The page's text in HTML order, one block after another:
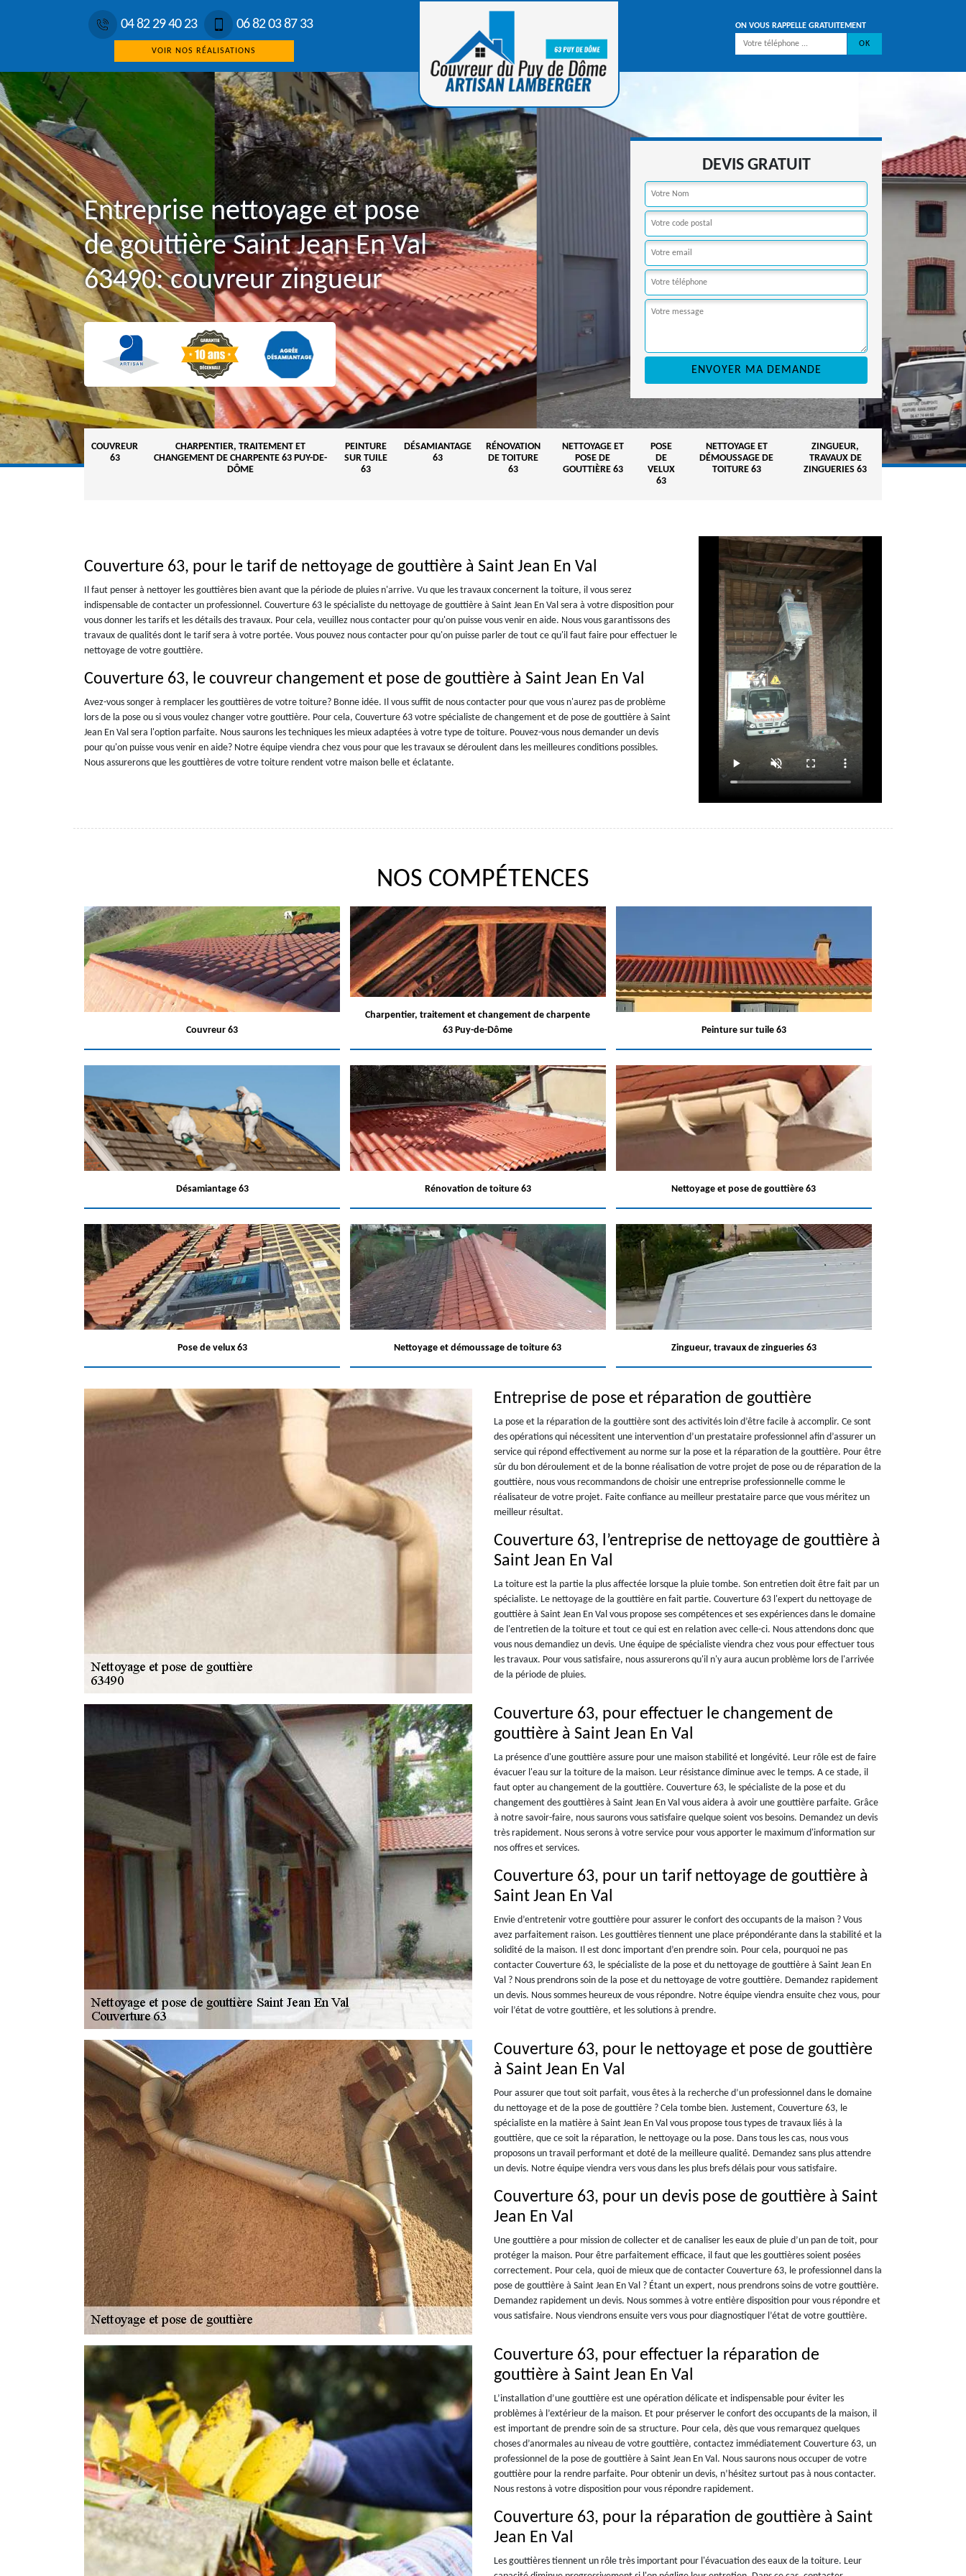
04 82 29 40 23 06 82 03 87 33
VOIR NOS RÉALISATIONS
ON VOUS RAPPELLE GRATUITEMENT
Entreprise nettoyage et pose
de gouttière Saint Jean En Val
63490: couvreur zingueur
DEVIS GRATUIT
COUVREUR
63
CHARPENTIER, TRAITEMENT ET
CHANGEMENT DE CHARPENTE 63 PUY-DE-
DÔME
PEINTURE
SUR TUILE
63
DÉSAMIANTAGE
63
RÉNOVATION
DE TOITURE
63
NETTOYAGE ET
POSE DE
GOUTTIÈRE 63
POSE
DE
VELUX
63
NETTOYAGE ET
DÉMOUSSAGE DE
TOITURE 63
ZINGUEUR,
TRAVAUX DE
ZINGUERIES 63
Couverture 63, pour le tarif de nettoyage de gouttière à Saint Jean En Val
Il faut penser à nettoyer les gouttières bien avant que la période de pluies n'arrive. Vu que les travaux concernent la toiture, il vous serez
indispensable de contacter un professionnel. Couverture 63 le spécialiste du nettoyage de gouttière à Saint Jean En Val sera à votre disposition pour
vous donner les tarifs et les détails des travaux. Pour cela, veuillez nous contacter pour qu'on puisse vous venir en aide. Nous vous garantissons des
travaux de qualités dont le tarif sera à votre portée. Vous pouvez nous contacter pour qu'on puisse parler de tout ce qu'il faut faire pour effectuer le
nettoyage de votre gouttière.
Couverture 63, le couvreur changement et pose de gouttière à Saint Jean En Val
Avez-vous songer à remplacer les gouttières de votre toiture? Bonne idée. Il vous suffit de nous contacter pour que vous n'aurez pas de problème
lors de la pose ou si vous voulez changer votre gouttière. Pour cela, Couverture 63 votre spécialiste de changement et de pose de gouttière à Saint
Jean En Val sera l'option parfaite. Nous saurons les techniques les mieux adaptées à votre type de toiture. Pouvez-vous nous demander un devis
pour qu'on puisse vous venir en aide? Notre équipe viendra chez vous pour que les travaux se déroulent dans les meilleures conditions possibles.
Nous assurerons que les gouttières de votre toiture rendent votre maison belle et éclatante.
NOS COMPÉTENCES
Couvreur 63
Charpentier, traitement et changement de charpente
63 Puy-de-Dôme
Peinture sur tuile 63
Désamiantage 63 Rénovation de toiture 63 Nettoyage et pose de gouttière 63
Pose de velux 63 Nettoyage et démoussage de toiture 63 Zingueur, travaux de zingueries 63
Entreprise de pose et réparation de gouttière
La pose et la réparation de la gouttière sont des activités loin d’être facile à accomplir. Ce sont
des opérations qui nécessitent une intervention d’un prestataire professionnel afin d’assurer un
service qui répond effectivement au norme sur la pose et la réparation de la gouttière. Pour être
sûr du bon déroulement et de la bonne réalisation de votre projet de pose ou de réparation de la
gouttière, nous vous recommandons de choisir une entreprise professionnelle comme le
réalisateur de votre projet. Faite confiance au meilleur prestataire parce que vous méritez un
meilleur résultat.
Couverture 63, l’entreprise de nettoyage de gouttière à
Saint Jean En Val
La toiture est la partie la plus affectée lorsque la pluie tombe. Son entretien doit être fait par un
spécialiste. Le nettoyage de la gouttière en fait partie. Couverture 63 l'expert du nettoyage de
gouttière à Saint Jean En Val vous propose ses compétences et ses expériences dans le domaine
de l'entretien de la toiture et tout ce qui est en relation avec celle-ci. Nous attendons donc que
vous nous demandiez un devis. Une équipe de spécialiste viendra chez vous pour effectuer tous
les travaux. Pour vous satisfaire, nous assurerons qu'il n'y aura aucun problème lors de l'arrivée
de la période de pluies.
Couverture 63, pour effectuer le changement de
gouttière à Saint Jean En Val
La présence d'une gouttière assure pour une maison stabilité et longévité. Leur rôle est de faire
évacuer l'eau sur la toiture de la maison. Leur résistance diminue avec le temps. A ce stade, il
faut opter au changement de la gouttière. Couverture 63, le spécialiste de la pose et du
changement des gouttières à Saint Jean En Val vous aidera à avoir une gouttière parfaite. Grâce
à notre savoir-faire, nous saurons vous satisfaire quelque soient vos besoins. Demandez un devis
très rapidement. Nous serons à votre service pour vous apporter le maximum d'information sur
nos offres et services.
Couverture 63, pour un tarif nettoyage de gouttière à
Saint Jean En Val
Envie d’entretenir votre gouttière pour assurer le confort des occupants de la maison ? Vous
avez parfaitement raison. Les gouttières tiennent une place prépondérante dans la stabilité et la
solidité de la maison. Il est donc important d’en prendre soin. Pour cela, pourquoi ne pas
contacter Couverture 63, le spécialiste de la pose et du nettoyage de gouttière à Saint Jean En
Val ? Nous prendrons soin de la pose et du nettoyage de votre gouttière. Demandez rapidement
un devis. Nous sommes heureux de vous répondre. Notre équipe viendra ensuite chez vous, pour
voir l’état de votre gouttière, et les solutions à prendre.
Couverture 63, pour le nettoyage et pose de gouttière
à Saint Jean En Val
Pour assurer que tout soit parfait, vous êtes à la recherche d’un professionnel dans le domaine
du nettoyage et de la pose de gouttière ? Cela tombe bien. Justement, Couverture 63, le
spécialiste en la matière à Saint Jean En Val vous propose tous types de travaux liés à la
gouttière, que ce soit la réparation, le nettoyage ou la pose. Dans tous les cas, nous vous
proposons un travail performant et doté de la meilleure qualité. Demandez sans plus attendre
un devis. Notre équipe viendra vers vous dans les plus brefs délais pour vous satisfaire.
Couverture 63, pour un devis pose de gouttière à Saint
Jean En Val
Une gouttière a pour mission de collecter et de canaliser les eaux de pluie d’un pan de toit, pour
protéger la maison. Pour être parfaitement efficace, il faut que les gouttières soient posées
correctement. Pour cela, quoi de mieux que de contacter Couverture 63, le professionnel dans la
pose de gouttière à Saint Jean En Val ? Étant un expert, nous prendrons soins de votre gouttière.
Demandez rapidement un devis. Nous sommes à votre entière disposition pour vous répondre et
vous satisfaire. Nous viendrons ensuite vers vous pour diagnostiquer l’état de votre gouttière.
Couverture 63, pour effectuer la réparation de
gouttière à Saint Jean En Val
L’installation d’une gouttière est une opération délicate et indispensable pour éviter les
problèmes à l’extérieur de la maison. Et pour préserver le confort des occupants de la maison, il
est important de prendre soin de sa structure. Pour cela, dès que vous remarquez quelques
choses d’anormales au niveau de votre gouttière, contactez immédiatement Couverture 63, un
professionnel de la pose de gouttière à Saint Jean En Val. Nous saurons nous occuper de votre
gouttière pour la rendre parfaite. Pour obtenir un devis, n’hésitez surtout pas à nous contacter.
Nous restons à votre disposition pour vous répondre rapidement.
Couverture 63, pour la réparation de gouttière à Saint
Jean En Val
Les gouttières tiennent un rôle très important pour l'évacuation des eaux de la toiture. Leur